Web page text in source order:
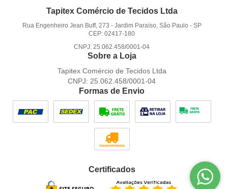
Tapitex Comércio de Tecidos Ltda
Rua Engenheiro Jean Buff, 273 - Jardim Paraíso, São Paulo - SP
CEP: 02417-180
CNPJ: 25.062.458/0001-04
Sobre a Loja
Tapitex Comércio de Tecidos Ltda
CNPJ: 25.062.458/0001-04
Formas de Envio
Certificados